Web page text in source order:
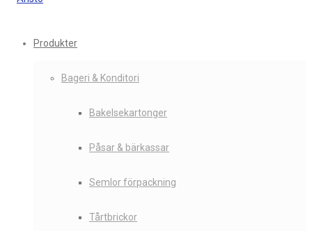
Produkter
Bageri & Konditori
Bakelsekartonger
Påsar & bärkassar
Semlor förpackning
Tårtbrickor